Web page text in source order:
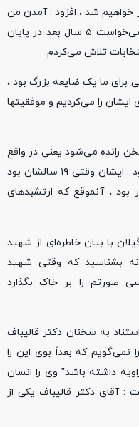
شد ، افزود : آمدن من
در این ستاد مرقون به غصه بود و دلم می‌خواست ۵ سال بعد در پایان
تلاش می‌کردم.
برای ما یک ضایعه بزرگ بود ،
را می‌کردیم و موفقیتها
رانده می‌شود یعنی در واقع
سخن از خدمت و پیشرفت می‌شود ، افزود : ایشان وقتی ۱۹ سالشان بود
بود ، آنموقع که ارتشبدهای
با بیان خاطره‌ای از شهید
بشناسید که وقتی شهید
صورتم را بر خاک بگذارد
به سخنان دکتر قالیباف
که بعداً بوی این را
داشته باشد” وی را انسان
آقای دکتر قالیباف یکی از